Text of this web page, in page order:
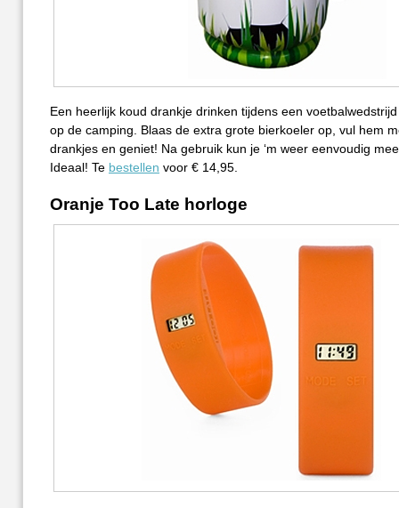
Een heerlijk koud drankje drinken tijdens een
op de camping. Blaas de extra grote bierkoeler op, vul hem
drankjes en geniet! Na gebruik kun je ‘m weer eenvoudig
Ideaal! Te bestellen voor € 14,95.
Oranje Too Late horloge